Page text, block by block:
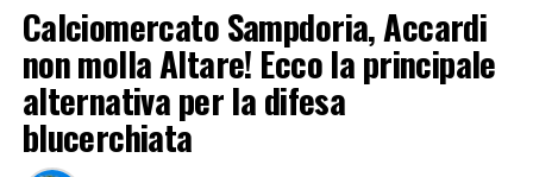
Calciomercato Sampdoria, Accardi
non molla Altare! Ecco la principale
alternativa per la difesa
blucerchiata